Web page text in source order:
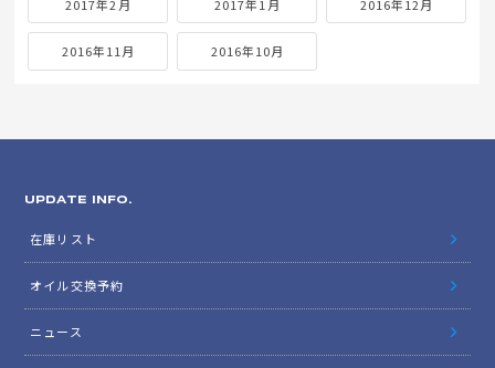
2017年2月 2017年1月 2016年12月
2016年11月 2016年10月
UPDATE INFO.
在庫リスト
オイル交換予約
ニュース